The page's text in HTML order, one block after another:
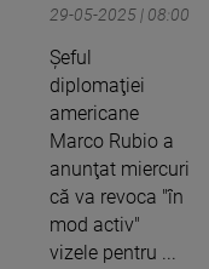
29-05-2025 | 08:00
Şeful
diplomaţiei
americane
Marco Rubio a
anunţat miercuri
că va revoca "în
mod activ"
vizele pentru ...